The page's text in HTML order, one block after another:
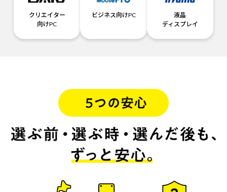
クリエイター
向けPC
ビジネス向けPC
液晶
ディスプレイ